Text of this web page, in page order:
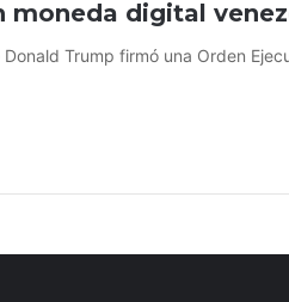
moneda digital
Trump firmó una Orden